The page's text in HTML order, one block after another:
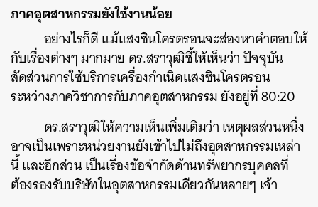
ภาคอุตสาหกรรมยังใช้งานน้อย
อย่างไรก็ดี แม้แสงซินโครตรอนจะส่องหาคำตอบให้
กับเรื่องต่างๆ มากมาย ดร.สราวุฒิชี้ให้เห็นว่า ปัจจุบัน
สัดส่วนการใช้บริการเครื่องกำเนิดแสงซินโครตรอน
ระหว่างภาควิชาการกับภาคอุตสาหกรรม ยังอยู่ที่ 80:20
ดร.สราวุฒิให้ความเห็นเพิ่มเติมว่า เหตุผลส่วนหนึ่ง
อาจเป็นเพราะหน่วยงานยังเข้าไปไม่ถึงอุตสาหกรรมเหล่า
นี้ และอีกส่วน เป็นเรื่องข้อจำกัดด้านทรัพยากรบุคคลที่
ต้องรองรับบริษัทในอุตสาหกรรมเดียวกันหลายๆ เจ้า